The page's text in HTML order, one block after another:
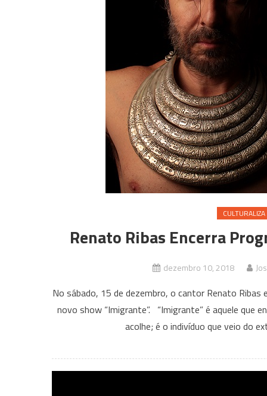
CULTURALIZA
Renato Ribas Encerra
dezembro 10, 2018
No sábado, 15 de dezembro, o cantor Renato
novo show “Imigrante”. “Imigrante” é aquele que
acolhe; é o indivíduo que veio do